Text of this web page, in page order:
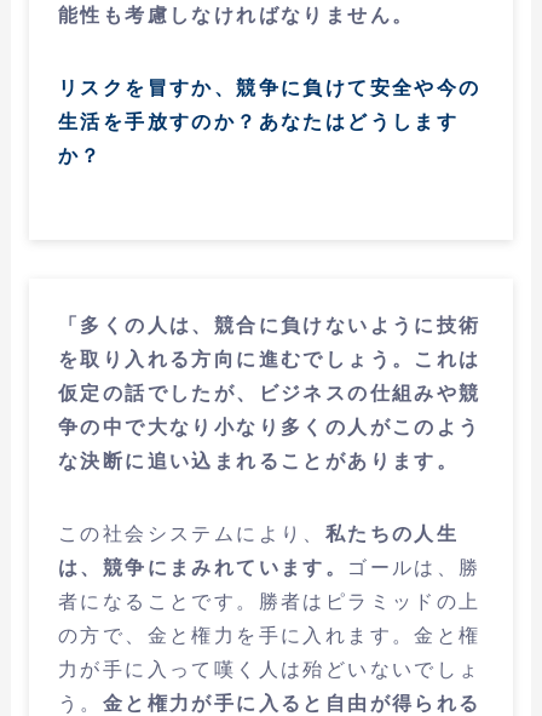
能性も考慮しなければなりません。
リスクを冒すか、競争に負けて安全や今の
生活を手放すのか？あなたはどうします
か？
「多くの人は、競合に負けないように技術
を取り入れる方向に進むでしょう。これは
仮定の話でしたが、ビジネスの仕組みや競
争の中で大なり小なり多くの人がこのよう
な決断に追い込まれることがあります。
この社会システムにより、 私たちの人生
は、競争にまみれています。 ゴールは、勝
者になることです。勝者はピラミッドの上
の方で、金と権力を手に入れます。金と権
力が手に入って嘆く人は殆どいないでしょ
う。 金と権力が手に入ると自由が得られる